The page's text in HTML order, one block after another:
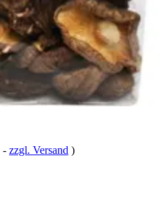
- zzgl. Versand )